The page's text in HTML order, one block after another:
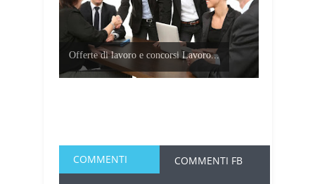
Offerte di lavoro e concorsi Lavoro...
COMMENTI COMMENTI FB